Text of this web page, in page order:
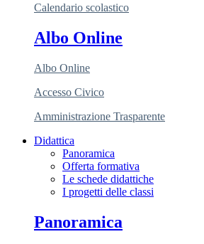
Calendario scolastico
Albo Online
Albo Online
Accesso Civico
Amministrazione Trasparente
Didattica
Panoramica
Offerta formativa
Le schede didattiche
I progetti delle classi
Panoramica